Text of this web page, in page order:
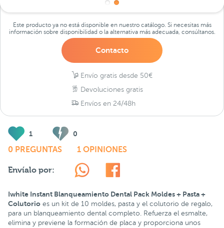
Este producto ya no está disponible en nuestro catálogo. Si necesitas más
información sobre disponibilidad o la alternativa más adecuada, consúltanos.
Contacto
Envío gratis desde 50€
Devoluciones gratis
Envíos en 24/48h
1 0
0 PREGUNTAS 1 OPINIONES
Envíalo por:
Iwhite Instant Blanqueamiento Dental Pack Moldes + Pasta +
Colutorio es un kit de 10 moldes, pasta y el colutorio de regalo,
para un blanqueamiento dental completo. Refuerza el esmalte,
elimina y previene la formación de placa y proporciona unos